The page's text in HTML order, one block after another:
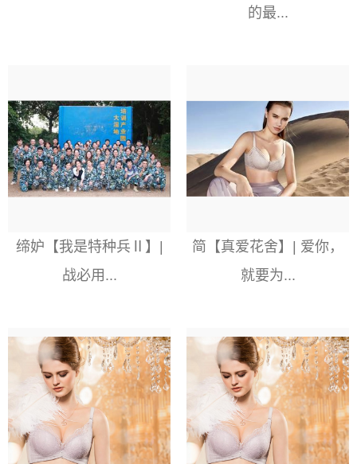
的最...
缔妒【我是特种兵Ⅱ】|
战必用...
简【真爱花舍】| 爱你，
就要为...